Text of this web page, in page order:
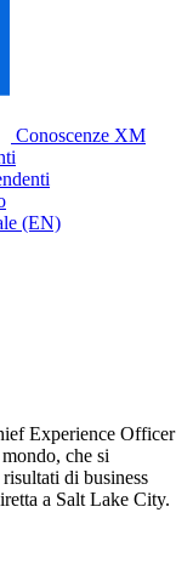
Conoscenze XM
(EN)
Experience Officer
che si
di business
a Salt Lake City.